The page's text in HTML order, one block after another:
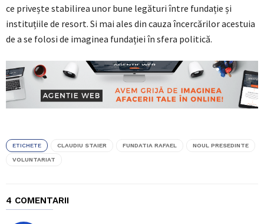
ce privește stabilirea unor bune legături între fundație și
instituțiile de resort. Si mai ales din cauza încercărilor acestuia
de a se folosi de imaginea fundației în sfera politică.
ETICHETE CLAUDIU STAIER FUNDATIA RAFAEL NOUL PRESEDINTE
VOLUNTARIAT
4 COMENTARII